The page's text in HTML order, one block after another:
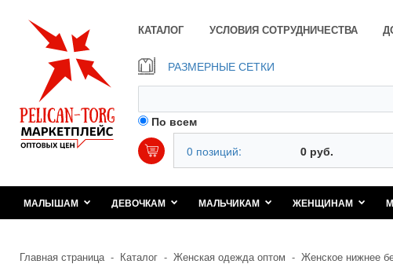
КАТАЛОГ УСЛОВИЯ СОТРУДНИЧЕСТВА
РАЗМЕРНЫЕ СЕТКИ
По всем
0 позиций: 0 руб.
МАЛЫШАМ ДЕВОЧКАМ МАЛЬЧИКАМ ЖЕНЩИНАМ
Главная страница - Каталог - Женская одежда оптом - Женское нижнее